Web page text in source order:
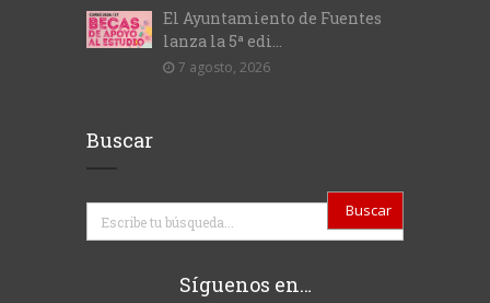
El Ayuntamiento de Fuentes
lanza la 5ª edi...
7 agosto, 2026
Buscar
Buscar
Síguenos en…